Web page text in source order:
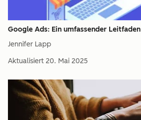
Google Ads: Ein umfassender Leitfaden
Jennifer Lapp
Aktualisiert 20. Mai 2025